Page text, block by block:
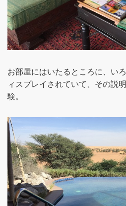
お部屋にはいたるところに、い
ィスプレイされていて、その説
験。